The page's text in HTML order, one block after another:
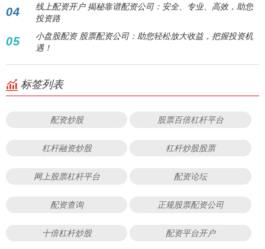
04
线上配资开户 揭秘靠谱配资公司：安全、专业、高效，助您
投资路
05
小盘股配资 股票配资公司：助您轻松放大收益，把握投资机
遇！
标签列表
配资炒股 股票百倍杠杆平台
杠杆融资炒股 杠杆炒股股票
网上股票杠杆平台 配资论坛
配资查询 正规股票配资公司
十倍杠杆炒股 配资平台开户